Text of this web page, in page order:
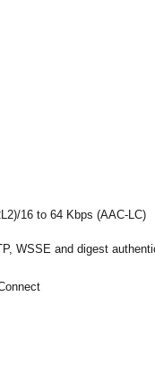
16 to 64 Kbps (AAC-LC)
WSSE and digest